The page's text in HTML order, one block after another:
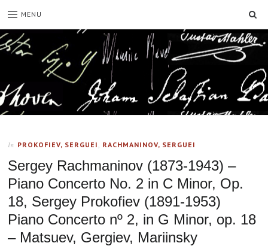
MENU
In PROKOFIEV, SERGUEI , RACHMANINOV, SERGUEI
Sergey Rachmaninov (1873-1943) –
Piano Concerto No. 2 in C Minor, Op.
18, Sergey Prokofiev (1891-1953)
Piano Concerto nº 2, in G Minor, op. 18
– Matsuev, Gergiev, Mariinsky